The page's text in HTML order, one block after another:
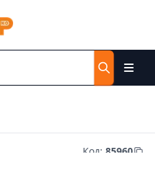
Код: 85960